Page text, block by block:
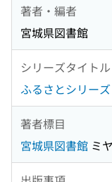
著者・編者
宮城県図書館
シリーズタイトル
ふるさとシリーズ
著者標目
宮城県図書館 ミ